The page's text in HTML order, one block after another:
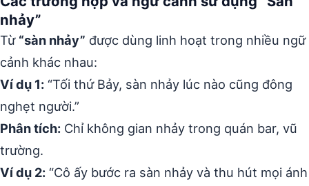
nhảy”
Từ “sàn nhảy” được dùng linh hoạt trong nhiều ngữ
cảnh khác nhau:
Ví dụ 1: “Tối thứ Bảy, sàn nhảy lúc nào cũng đông
nghẹt người.”
Phân tích: Chỉ không gian nhảy trong quán bar, vũ
trường.
Ví dụ 2: “Cô ấy bước ra sàn nhảy và thu hút mọi ánh